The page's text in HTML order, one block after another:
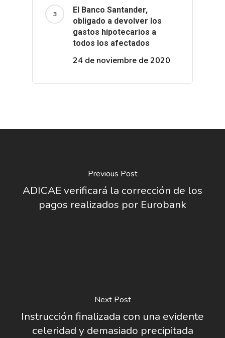
El Banco Santander,
obligado a devolver los
gastos hipotecarios a
todos los afectados
24 de noviembre de 2020
Previous Post
ADICAE verificará la corrección de los
pagos realizados por Eurobank
Next Post
Instrucción finalizada con una evidente
celeridad y demasiado precipitada